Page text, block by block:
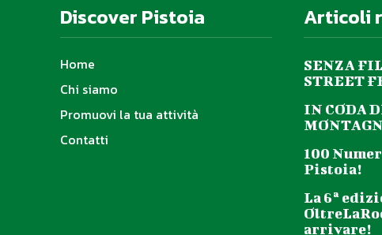
Discover Pistoia
Home
Chi siamo
Promuovi la tua attività
Contatti
Articoli
SENZA
STREET
IN CODA
100
Pistoia!
La 6ª
arrivare!